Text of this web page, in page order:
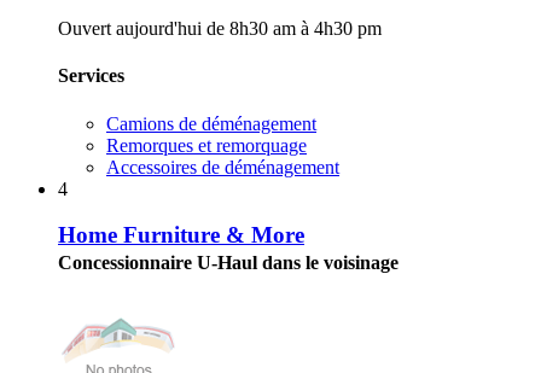
Ouvert aujourd'hui de 8h30 am à 4h30 pm
Services
Camions de déménagement
Remorques et remorquage
Accessoires de déménagement
4
Home Furniture & More
Concessionnaire U-Haul dans le voisinage